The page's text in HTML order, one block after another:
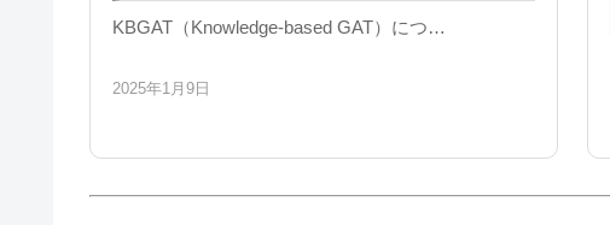
KBGAT（Knowledge-based GAT）につ…
2025年1月9日